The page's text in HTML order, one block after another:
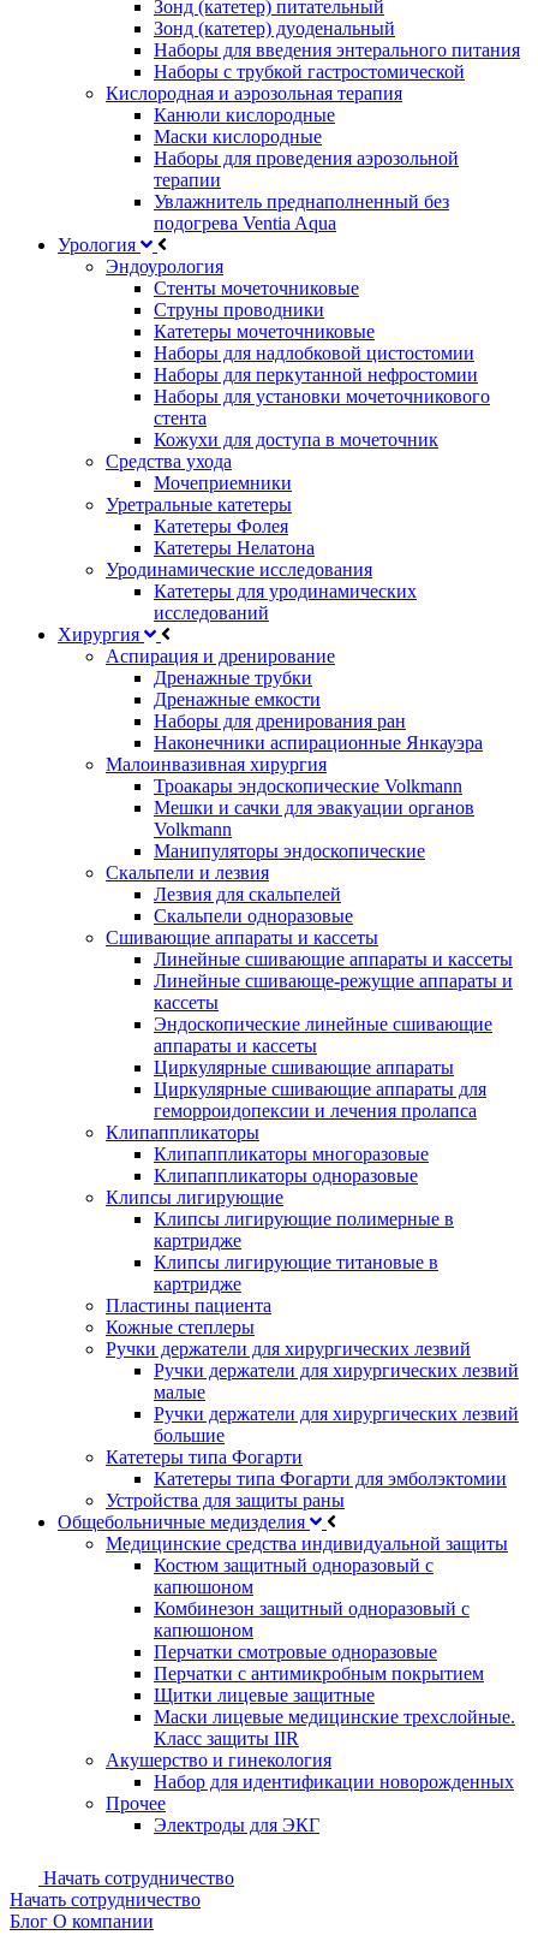
Зонд (катетер) питательный
Зонд (катетер) дуоденальный
Наборы для введения энтерального питания
Наборы с трубкой гастростомической
Кислородная и аэрозольная терапия
Канюли кислородные
Маски кислородные
Наборы для проведения аэрозольной
терапии
Увлажнитель преднаполненный без
подогрева Ventia Aqua
Урология
Эндоурология
Стенты мочеточниковые
Струны проводники
Катетеры мочеточниковые
Наборы для надлобковой цистостомии
Наборы для перкутанной нефростомии
Наборы для установки мочеточникового
стента
Кожухи для доступа в мочеточник
Средства ухода
Мочеприемники
Уретральные катетеры
Катетеры Фолея
Катетеры Нелатона
Уродинамические исследования
Катетеры для уродинамических
исследований
Хирургия
Аспирация и дренирование
Дренажные трубки
Дренажные емкости
Наборы для дренирования ран
Наконечники аспирационные Янкауэра
Малоинвазивная хирургия
Троакары эндоскопические Volkmann
Мешки и сачки для эвакуации органов
Volkmann
Манипуляторы эндоскопические
Скальпели и лезвия
Лезвия для скальпелей
Скальпели одноразовые
Сшивающие аппараты и кассеты
Линейные сшивающие аппараты и кассеты
Линейные сшивающе-режущие аппараты и
кассеты
Эндоскопические линейные сшивающие
аппараты и кассеты
Циркулярные сшивающие аппараты
Циркулярные сшивающие аппараты для
геморроидопексии и лечения пролапса
Клипаппликаторы
Клипаппликаторы многоразовые
Клипаппликаторы одноразовые
Клипсы лигирующие
Клипсы лигирующие полимерные в
картридже
Клипсы лигирующие титановые в
картридже
Пластины пациента
Кожные степлеры
Ручки держатели для хирургических лезвий
Ручки держатели для хирургических лезвий
малые
Ручки держатели для хирургических лезвий
большие
Катетеры типа Фогарти
Катетеры типа Фогарти для эмболэктомии
Устройства для защиты раны
Общебольничные медизделия
Медицинские средства индивидуальной защиты
Костюм защитный одноразовый с
капюшоном
Комбинезон защитный одноразовый с
капюшоном
Перчатки смотровые одноразовые
Перчатки с антимикробным покрытием
Щитки лицевые защитные
Маски лицевые медицинские трехслойные.
Класс защиты IIR
Акушерство и гинекология
Набор для идентификации новорожденных
Прочее
Электроды для ЭКГ
Начать сотрудничество
Начать сотрудничество
Блог О компании